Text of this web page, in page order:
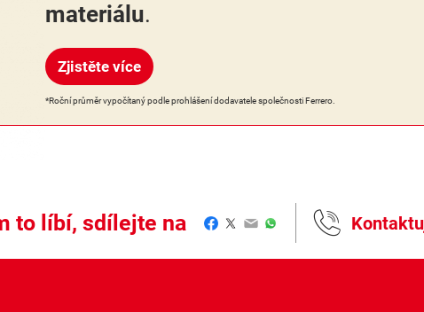
materiálu.
Zjistěte více
*Roční průměr vypočítaný podle prohlášení dodavatele společnosti Ferrero.
to líbí, sdílejte na Facebook
Twitter
EmailWhatsApp